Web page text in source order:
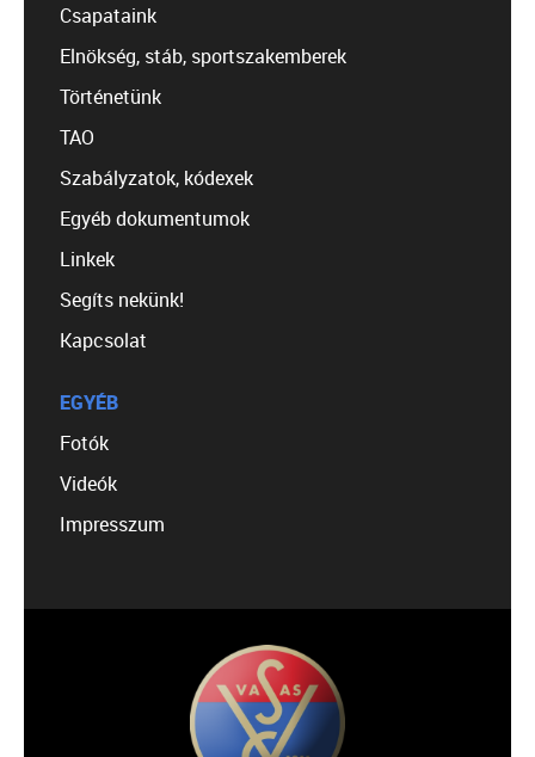
Csapataink
Elnökség, stáb, sportszakemberek
Történetünk
TAO
Szabályzatok, kódexek
Egyéb dokumentumok
Linkek
Segíts nekünk!
Kapcsolat
EGYÉB
Fotók
Videók
Impresszum